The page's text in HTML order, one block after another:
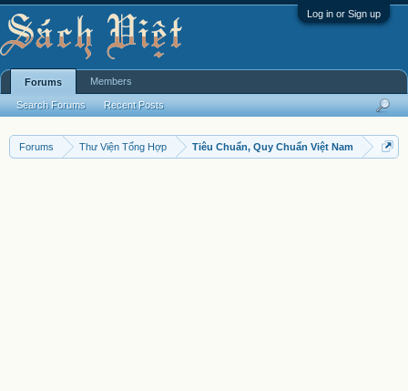
Log in or Sign up
Forums Thư Viện Tổng Hợp Tiêu Chuẩn, Quy Chuẩn Việt Nam
Forums
Search Forums Recent Posts
Members